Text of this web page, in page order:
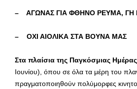
– ΑΓΩΝΑΣ ΓΙΑ ΦΘΗΝΟ ΡΕΥΜΑ, ΓΗ
– ΟΧΙ ΑΙΟΛΙΚΑ ΣΤΑ ΒΟΥΝΑ ΜΑΣ
Στα πλαίσια της Παγκόσμιας
Ιουνίου), όπου σε όλα τα μέρη του
πραγματοποιηθούν πολύμορφες